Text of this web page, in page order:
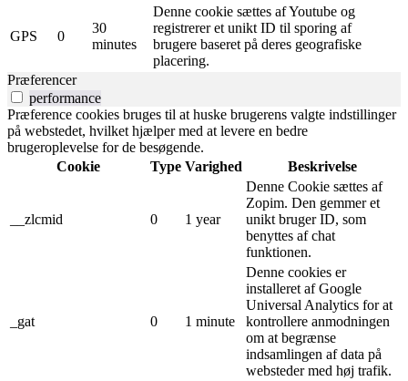
GPS 0
30
minutes
Denne cookie sættes af Youtube og
registrerer et unikt ID til sporing af
brugere baseret på deres geografiske
placering.
Præferencer
performance
Præference cookies bruges til at huske brugerens valgte indstillinger
på webstedet, hvilket hjælper med at levere en bedre
brugeroplevelse for de besøgende.
Cookie
Type Varighed Beskrivelse
__zlcmid 0 1 year
Denne Cookie sættes af
Zopim. Den gemmer et
unikt bruger ID, som
benyttes af chat
funktionen.
_gat 0 1 minute
Denne cookies er
installeret af Google
Universal Analytics for at
kontrollere anmodningen
om at begrænse
indsamlingen af ​​data på
websteder med høj trafik.